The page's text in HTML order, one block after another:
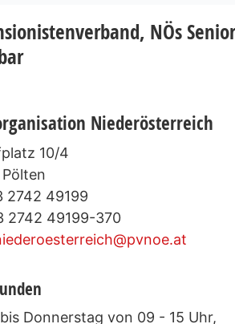
NÖs
Niederösterreich
10/4
2742 49199
2742 49199-370
Donnerstag von 09 - 15 Uhr,